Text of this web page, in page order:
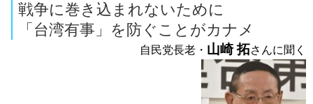
戦争に巻き込まれないために
「台湾有事」を防ぐことがカナメ
自民党長老・ 山崎 拓さんに聞く